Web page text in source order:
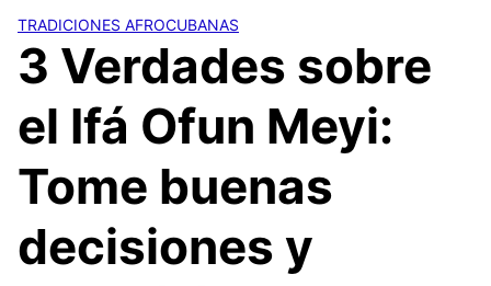
TRADICIONES AFROCUBANAS
3 Verdades sobre
el Ifá Ofun Meyi:
Tome buenas
decisiones y